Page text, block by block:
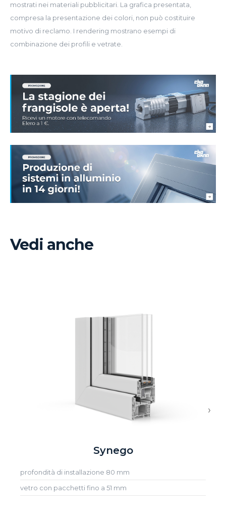
mostrati nei materiali pubblicitari. La grafica presentata,
compresa la presentazione dei colori, non può costituire
motivo di reclamo. I rendering mostrano esempi di
combinazione dei profili e vetrate.
Vedi anche
Synego
profondità di installazione 80 mm
vetro con pacchetti fino a 51 mm
›